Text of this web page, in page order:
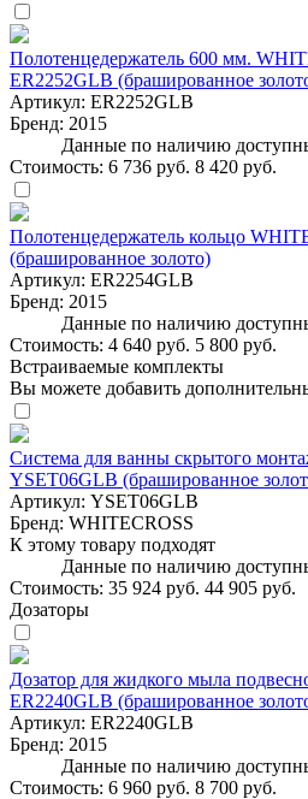
Полотенцедержатель 600 мм.
ER2252GLB (брашированное
Артикул: ER2252GLB
Бренд: 2015
Данные по наличию
Стоимость: 6 736 руб. 8 420 руб.
Полотенцедержатель кольцо
(брашированное золото)
Артикул: ER2254GLB
Бренд: 2015
Данные по наличию
Стоимость: 4 640 руб. 5 800 руб.
Встраиваемые комплекты
Вы можете добавить
Система для ванны скрытого
YSET06GLB (брашированное
Артикул: YSET06GLB
Бренд: WHITECROSS
К этому товару подходят
Данные по наличию
Стоимость: 35 924 руб. 44 905 руб.
Дозаторы
Дозатор для жидкого мыла
ER2240GLB (брашированное
Артикул: ER2240GLB
Бренд: 2015
Данные по наличию
Стоимость: 6 960 руб. 8 700 руб.